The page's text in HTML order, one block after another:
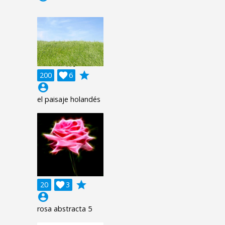
200 6

grade
account_circle
el paisaje holandés
20 3

grade
account_circle
rosa abstracta 5